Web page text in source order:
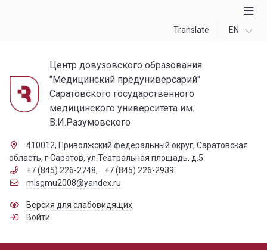
Translate EN
Центр довузовского образования
"Медицинский предуниверсарий"
Саратовского государственного
медицинского университета им.
В.И.Разумовского
410012, Приволжский федеральный округ, Саратовская
область, г.Саратов, ул.Театральная площадь, д.5
+7 (845) 226-2748,
+7 (845) 226-2939
mlsgmu2008@yandex.ru
Версия для слабовидящих
Войти